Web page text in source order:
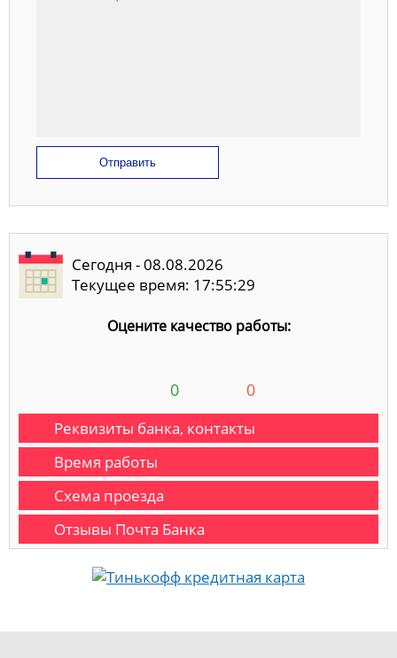
Отправить
Сегодня - 08.08.2026
Текущее время: 17:55:29
Оцените качество работы:
0 0
Реквизиты банка, контакты
Время работы
Схема проезда
Отзывы Почта Банка